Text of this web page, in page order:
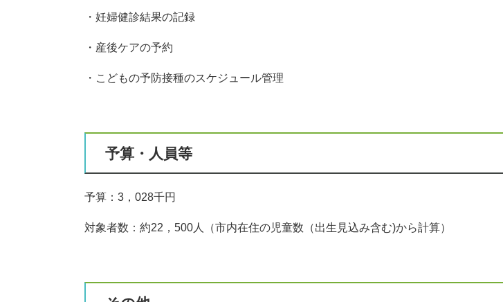
・妊婦健診結果の記録
・産後ケアの予約
・こどもの予防接種のスケジュール管理
予算・人員等
予算：3，028千円
対象者数：約22，500人（市内在住の児童数（出生見込み含む)から計算）